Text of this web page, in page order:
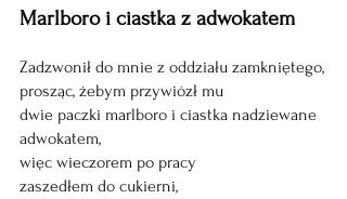
Marlboro i ciastka z adwokatem
Zadzwonił do mnie z oddziału zamkniętego,
prosząc, żebym przywiózł mu
dwie paczki marlboro i ciastka nadziewane
adwokatem,
więc wieczorem po pracy
zaszedłem do cukierni,